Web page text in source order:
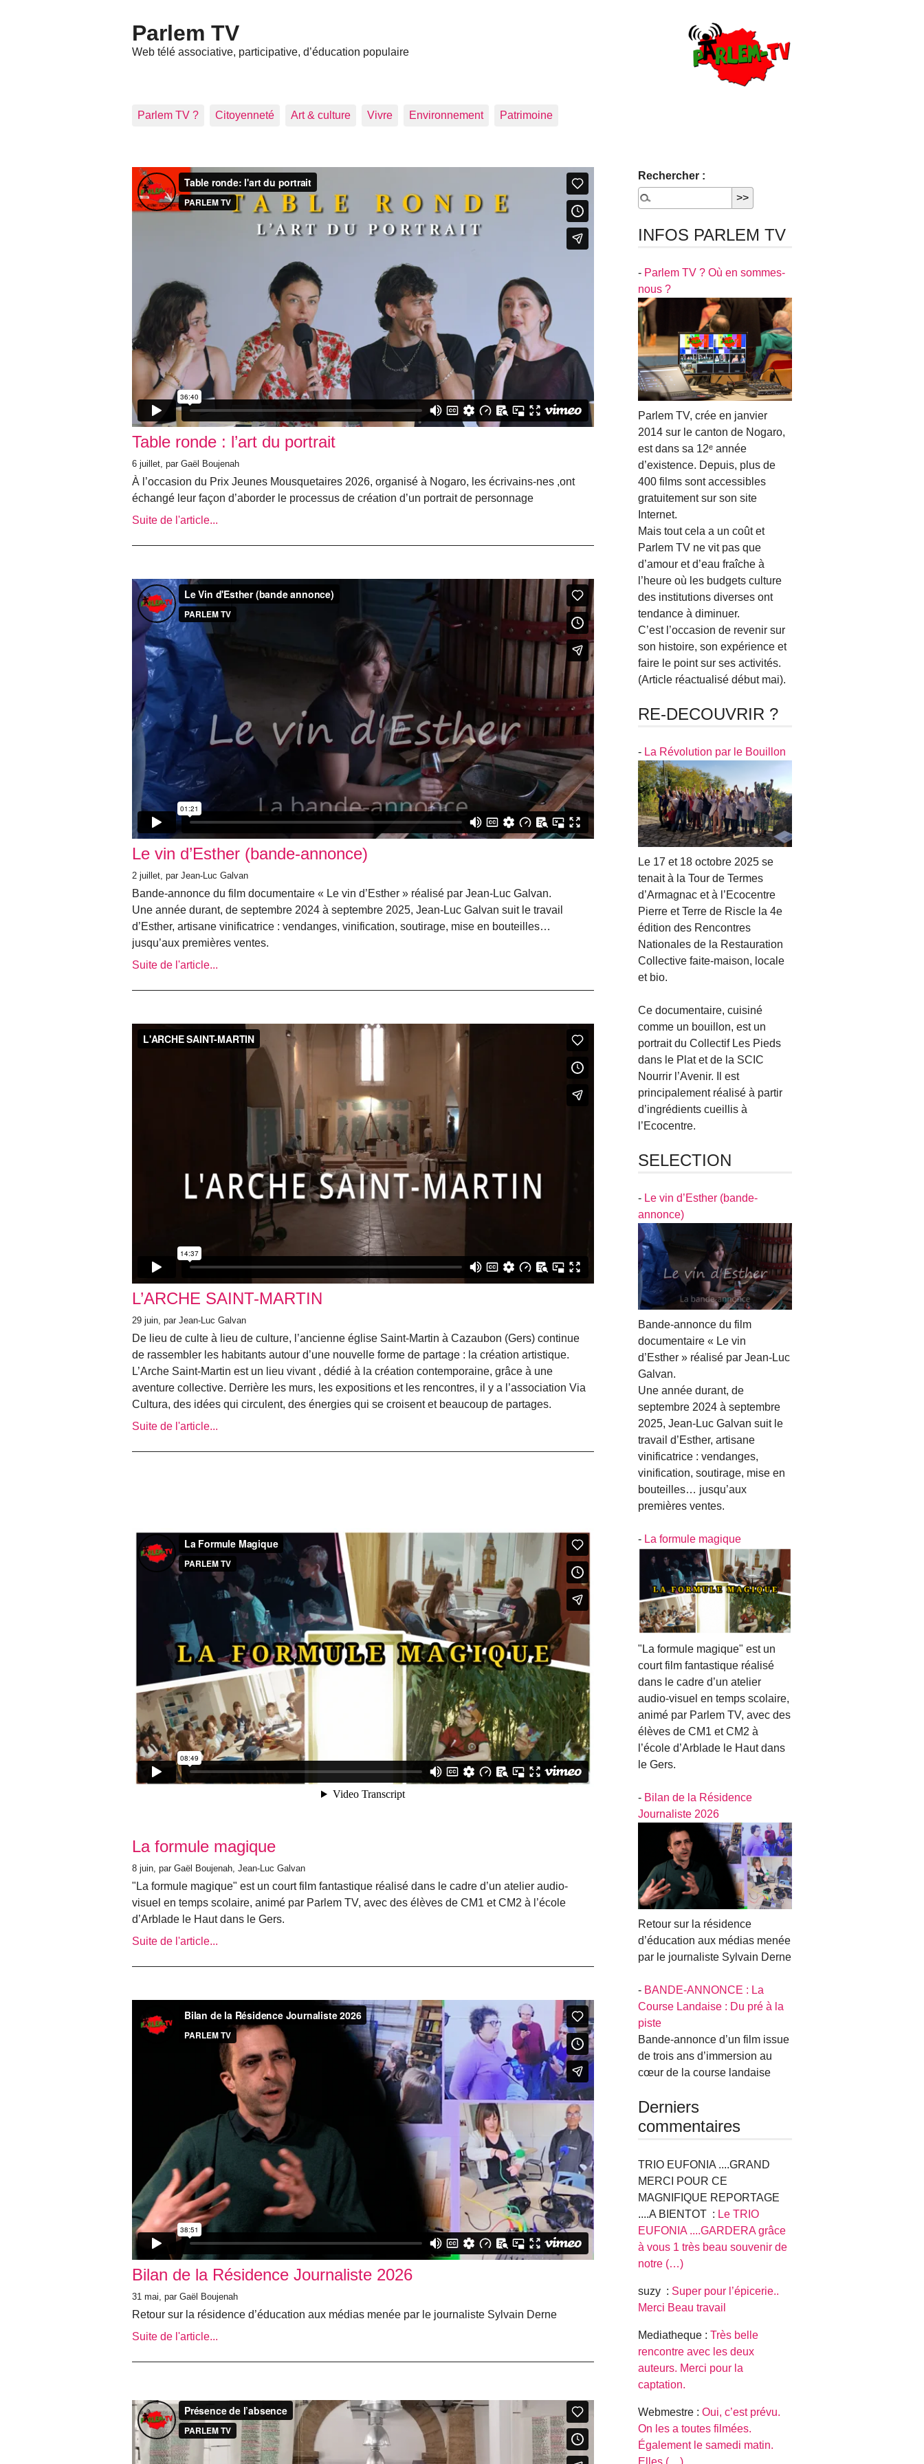
Parlem TV
Web télé associative, participative, d’éducation populaire
Parlem TV ? Citoyenneté Art & culture Vivre Environnement Patrimoine
Articles les plus récents
Table ronde : l’art du portrait
6 juillet , par Gaël Boujenah
À l’occasion du Prix Jeunes Mousquetaires 2026, organisé à Nogaro, les écrivains-nes ,ont
échangé leur façon d’aborder le processus de création d’un portrait de personnage
Suite de l'article...
Le vin d’Esther (bande-annonce)
2 juillet , par Jean-Luc Galvan
Bande-annonce du film documentaire « Le vin d’Esther » réalisé par Jean-Luc Galvan.
Une année durant, de septembre 2024 à septembre 2025, Jean-Luc Galvan suit le travail
d’Esther, artisane vinificatrice : vendanges, vinification, soutirage, mise en bouteilles…
jusqu’aux premières ventes.
Suite de l'article...
L’ARCHE SAINT-MARTIN
29 juin , par Jean-Luc Galvan
De lieu de culte à lieu de culture, l’ancienne église Saint-Martin à Cazaubon (Gers) continue
de rassembler les habitants autour d’une nouvelle forme de partage : la création artistique.
L’Arche Saint-Martin est un lieu vivant , dédié à la création contemporaine, grâce à une
aventure collective. Derrière les murs, les expositions et les rencontres, il y a l’association Via
Cultura, des idées qui circulent, des énergies qui se croisent et beaucoup de partages.
Suite de l'article...
La formule magique
8 juin , par Gaël Boujenah, Jean-Luc Galvan
"La formule magique" est un court film fantastique réalisé dans le cadre d’un atelier audio-
visuel en temps scolaire, animé par Parlem TV, avec des élèves de CM1 et CM2 à l’école
d’Arblade le Haut dans le Gers.
Suite de l'article...
Bilan de la Résidence Journaliste 2026
31 mai , par Gaël Boujenah
Retour sur la résidence d’éducation aux médias menée par le journaliste Sylvain Derne
Suite de l'article...
Rechercher :
INFOS PARLEM TV
- Parlem TV ? Où en sommes-
nous ?
Parlem TV, crée en janvier
2014 sur le canton de Nogaro,
est dans sa 12ᵉ année
d’existence. Depuis, plus de
400 films sont accessibles
gratuitement sur son site
Internet.
Mais tout cela a un coût et
Parlem TV ne vit pas que
d’amour et d’eau fraîche à
l’heure où les budgets culture
des institutions diverses ont
tendance à diminuer.
C’est l’occasion de revenir sur
son histoire, son expérience et
faire le point sur ses activités.
(Article réactualisé début mai).
RE-DECOUVRIR ?
- La Révolution par le Bouillon
Le 17 et 18 octobre 2025 se
tenait à la Tour de Termes
d’Armagnac et à l’Ecocentre
Pierre et Terre de Riscle la 4e
édition des Rencontres
Nationales de la Restauration
Collective faite-maison, locale
et bio.
Ce documentaire, cuisiné
comme un bouillon, est un
portrait du Collectif Les Pieds
dans le Plat et de la SCIC
Nourrir l’Avenir. Il est
principalement réalisé à partir
d’ingrédients cueillis à
l’Ecocentre.
SELECTION
- Le vin d’Esther (bande-
annonce)
Bande-annonce du film
documentaire « Le vin
d’Esther » réalisé par Jean-Luc
Galvan.
Une année durant, de
septembre 2024 à septembre
2025, Jean-Luc Galvan suit le
travail d’Esther, artisane
vinificatrice : vendanges,
vinification, soutirage, mise en
bouteilles… jusqu’aux
premières ventes.
- La formule magique
"La formule magique" est un
court film fantastique réalisé
dans le cadre d’un atelier
audio-visuel en temps scolaire,
animé par Parlem TV, avec des
élèves de CM1 et CM2 à
l’école d’Arblade le Haut dans
le Gers.
- Bilan de la Résidence
Journaliste 2026
Retour sur la résidence
d’éducation aux médias menée
par le journaliste Sylvain Derne
- BANDE-ANNONCE : La
Course Landaise : Du pré à la
piste
Bande-annonce d’un film issue
de trois ans d’immersion au
cœur de la course landaise
Derniers
commentaires
TRIO EUFONIA ....GRAND
MERCI POUR CE
MAGNIFIQUE REPORTAGE
....A BIENTOT : Le TRIO
EUFONIA ....GARDERA grâce
à vous 1 très beau souvenir de
notre (…)
suzy : Super pour l’épicerie..
Merci Beau travail
Mediatheque :Très belle
rencontre avec les deux
auteurs. Merci pour la
captation.
Webmestre :Oui, c’est prévu.
On les a toutes filmées.
Également le samedi matin.
Elles (…)